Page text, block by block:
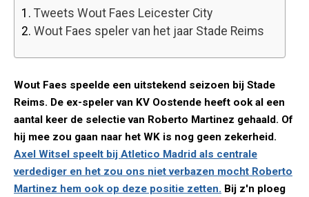
1. Tweets Wout Faes Leicester City
2. Wout Faes speler van het jaar Stade Reims
Wout Faes speelde een uitstekend seizoen bij Stade
Reims. De ex-speler van KV Oostende heeft ook al een
aantal keer de selectie van Roberto Martinez gehaald. Of
hij mee zou gaan naar het WK is nog geen zekerheid.
Axel Witsel speelt bij Atletico Madrid als centrale
verdediger en het zou ons niet verbazen mocht Roberto
Martinez hem ook op deze positie zetten. Bij z'n ploeg